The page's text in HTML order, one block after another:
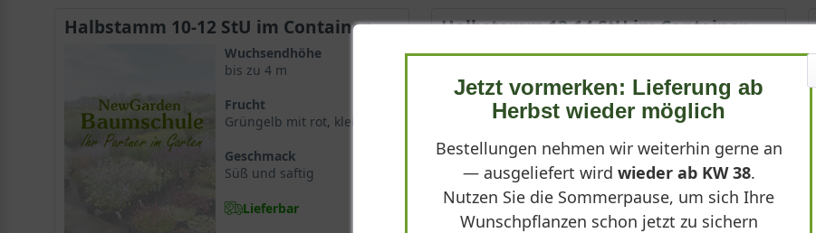
Halbstamm 10-12 StU im Container
Wuchsendhöhe
bis zu 4 m
Frucht
Grüngelb mit rot, klein
Geschmack
Süß und saftig
Lieferbar
Halbstamm 12-14 StU im Container
Wuchsendhöhe
Frucht
Grüngelb mit rot, klein
Geschmack
Süß und saftig
Lieferbar
Jetzt vormerken: Lieferung ab
Herbst wieder möglich
Bestellungen nehmen wir weiterhin gerne an
— ausgeliefert wird wieder ab KW 38.
Nutzen Sie die Sommerpause, um sich Ihre
Wunschpflanzen schon jetzt zu sichern